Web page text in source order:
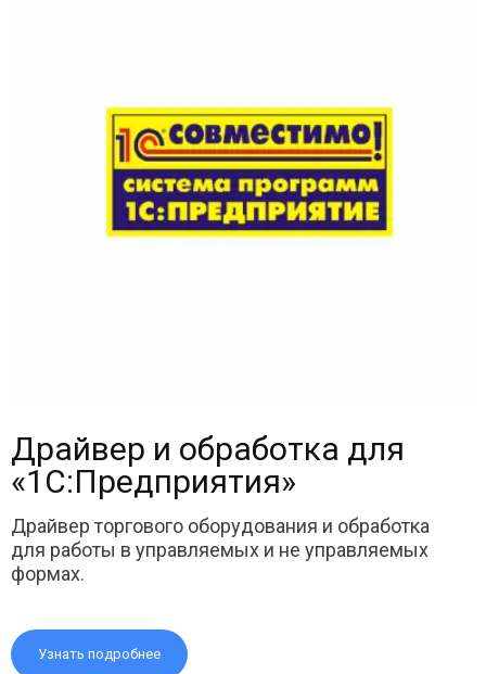
Драйвер и обработка для
«1С:Предприятия»
Драйвер торгового оборудования и обработка
для работы в управляемых и не управляемых
формах.
Узнать подробнее